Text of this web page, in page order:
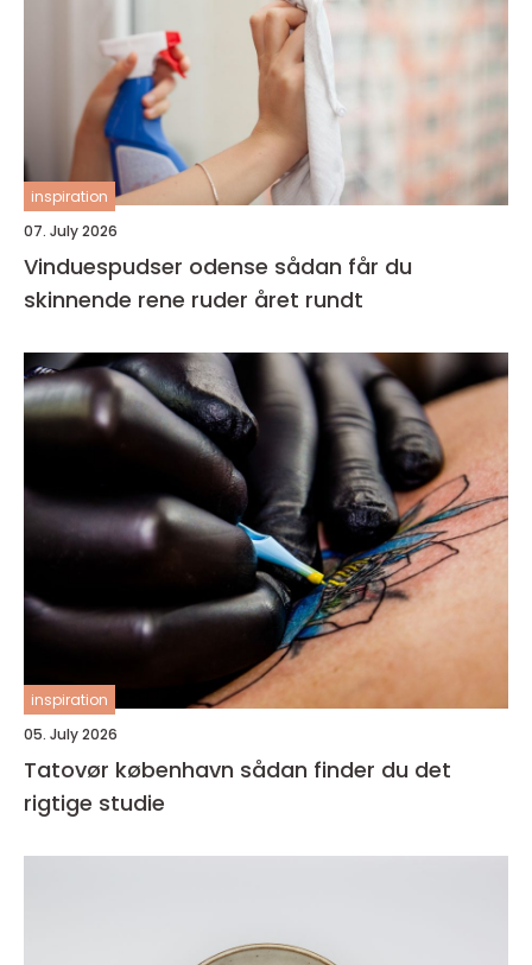
inspiration
07. July 2026
Vinduespudser odense sådan får du
skinnende rene ruder året rundt
inspiration
05. July 2026
Tatovør københavn sådan finder du det
rigtige studie